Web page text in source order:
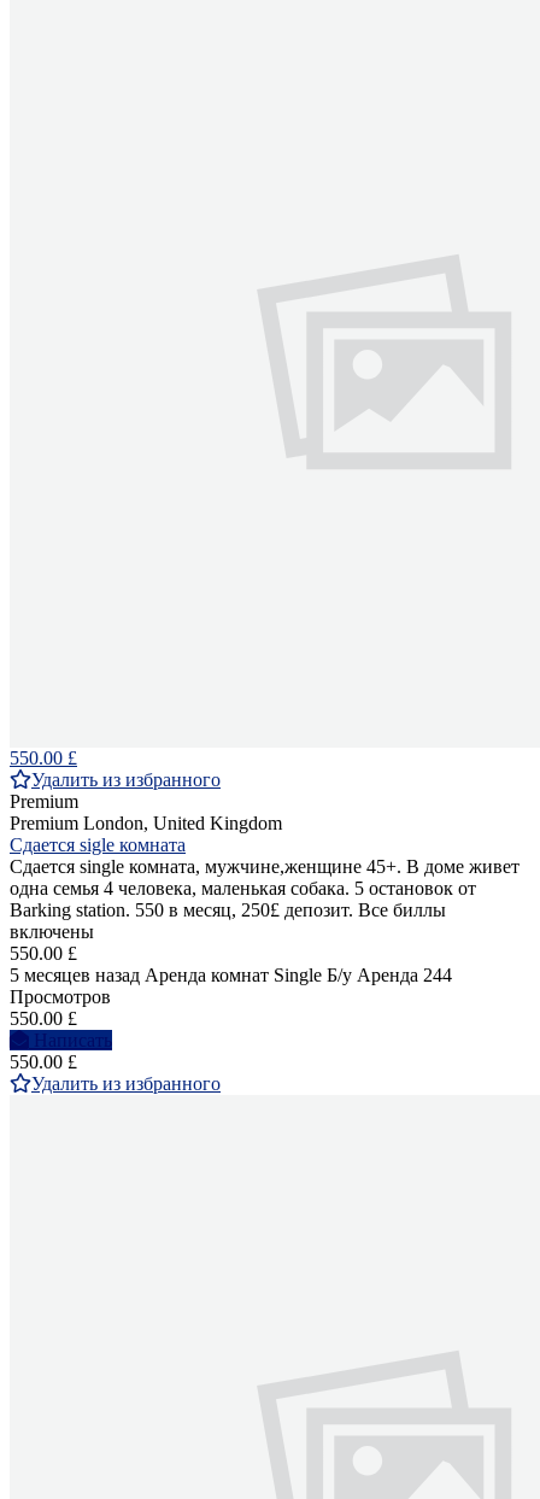
550.00 £
Удалить из избранного
Premium
Premium London, United Kingdom
Сдается sigle комната
Сдается single комната, мужчине,женщине 45+. В доме живет
одна семья 4 человека, маленькая собака. 5 остановок от
Barking station. 550 в месяц, 250£ депозит. Все биллы
включены
550.00 £
5 месяцев назад Аренда комнат Single Б/у Аренда 244
Просмотров
550.00 £
Написать
550.00 £
Удалить из избранного